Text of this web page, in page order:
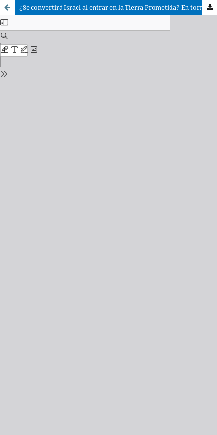
¿Se convertirá Israel al entrar en la Tierra Prometida? En torno a Dt 3,21-22